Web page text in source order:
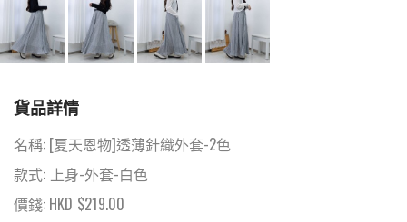
貨品詳情
名稱: [夏天恩物]透薄針織外套-2色
款式: 上身-外套-白色
價錢: HKD $219.00